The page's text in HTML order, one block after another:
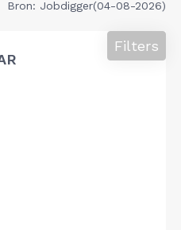
Bron: Jobdigger(04-08-2026)
Filters